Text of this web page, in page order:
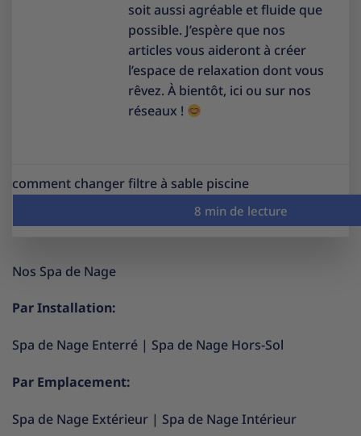
soit aussi agréable et fluide que
possible. J’espère que nos
articles vous aideront à créer
l’espace de relaxation dont vous
rêvez. À bientôt, ici ou sur nos
réseaux !
comment changer filtre à sable piscine
Nos Spa de Nage
Par Installation:
Spa de Nage Enterré | Spa de Nage Hors-Sol
Par Emplacement:
Spa de Nage Extérieur | Spa de Nage Intérieur